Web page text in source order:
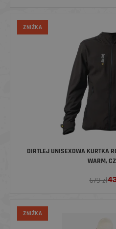
ZNIŻKA
DIRTLEJ UNISEXOWA KURTKA
WARM,
679 zł
ZNIŻKA